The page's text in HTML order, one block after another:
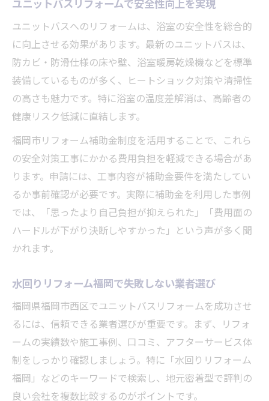
ユニットバスへのリフォームは、浴室の安全性を総合的
に向上させる効果があります。最新のユニットバスは、
防カビ・防滑仕様の床や壁、浴室暖房乾燥機などを標準
装備しているものが多く、ヒートショック対策や清掃性
の高さも魅力です。特に浴室の温度差解消は、高齢者の
健康リスク低減に直結します。
福岡市リフォーム補助金制度を活用することで、これら
の安全対策工事にかかる費用負担を軽減できる場合があ
ります。申請には、工事内容が補助金要件を満たしてい
るか事前確認が必要です。実際に補助金を利用した事例
では、「思ったより自己負担が抑えられた」「費用面の
ハードルが下がり決断しやすかった」という声が多く聞
かれます。
水回りリフォーム福岡で失敗しない業者選び
福岡県福岡市西区でユニットバスリフォームを成功させ
るには、信頼できる業者選びが重要です。まず、リフォ
ームの実績数や施工事例、口コミ、アフターサービス体
制をしっかり確認しましょう。特に「水回りリフォーム
福岡」などのキーワードで検索し、地元密着型で評判の
良い会社を複数比較するのがポイントです。